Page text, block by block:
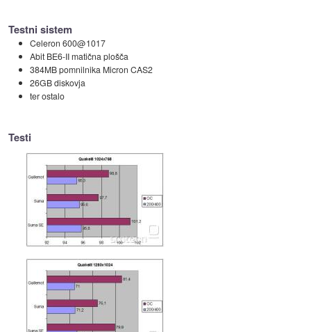
Testni sistem
Celeron 600@1017
Abit BE6-II matična plošča
384MB pomnilnika Micron CAS2
26GB diskovja
ter ostalo
Testi